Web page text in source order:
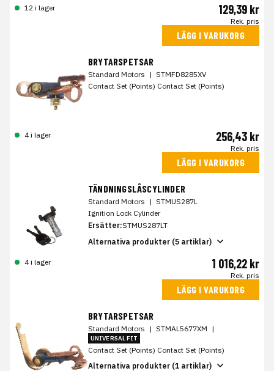
12 i lager 129,39 kr
Rek. pris
LÄGG I VARUKORG
BRYTARSPETSAR
Standard Motors | STMFD8285XV
Contact Set (Points) Contact Set (Points)
4 i lager 256,43 kr
Rek. pris
LÄGG I VARUKORG
TÄNDNINGSLÅSCYLINDER
Standard Motors | STMUS287L
Ignition Lock Cylinder
Ersätter:STMUS287LT
Alternativa produkter (5 artiklar)
4 i lager 1 016,22 kr
Rek. pris
LÄGG I VARUKORG
BRYTARSPETSAR
Standard Motors | STMAL5677XM |
UNIVERSAL FIT
Contact Set (Points) Contact Set (Points)
Alternativa produkter (1 artiklar)